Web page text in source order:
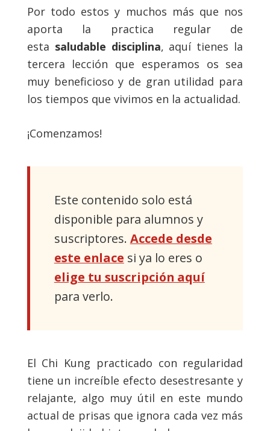
Por todo estos y muchos más que nos
aporta la practica regular de
esta saludable disciplina, aquí tienes la
tercera lección que esperamos os sea
muy beneficioso y de gran utilidad para
los tiempos que vivimos en la actualidad.
¡Comenzamos!
Este contenido solo está
disponible para alumnos y
suscriptores. Accede desde
este enlace si ya lo eres o
elige tu suscripción aquí
para verlo.
El Chi Kung practicado con regularidad
tiene un increíble efecto desestresante y
relajante, algo muy útil en este mundo
actual de prisas que ignora cada vez más